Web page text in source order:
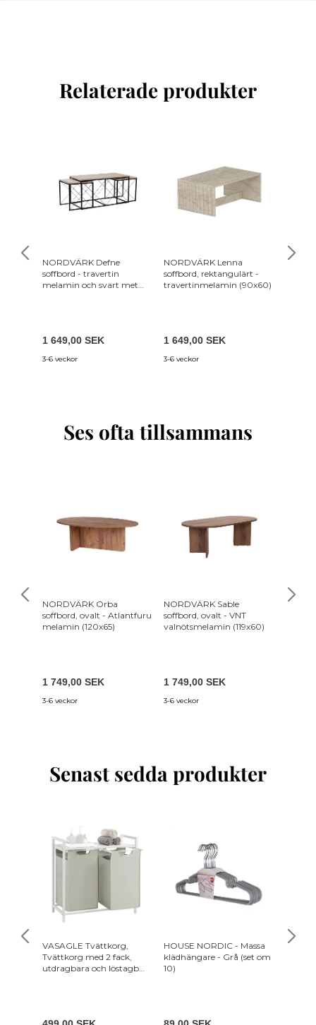
Relaterade produkter
NORDVÄRK Defne
soffbord - travertin
melamin och svart metall
1 649,00 SEK
3-6 veckor
NORDVÄRK Lenna
soffbord, rektangulärt -
travertinmelamin (90x60)
1 649,00 SEK
3-6 veckor
Ses ofta tillsammans
NORDVÄRK Orba
soffbord, ovalt - Atlantfuru
melamin (120x65)
1 749,00 SEK
3-6 veckor
NORDVÄRK Sable
soffbord, ovalt - VNT
valnötsmelamin (119x60)
1 749,00 SEK
3-6 veckor
Senast sedda produkter
VASAGLE Tvättkorg,
Tvättkorg med 2 fack,
utdragbara och löstagbara
HOUSE NORDIC - Massa
klädhängare - Grå (set om
10)